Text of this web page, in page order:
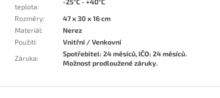
teplota:
Rozměry:
47 x 30 x 16 cm
Materiál:
Nerez
Použití:
Vnitřní / Venkovní
Záruka:
Spotřebitel: 24 měsíců, IČO: 24 měsíců.
Možnost prodloužené záruky.